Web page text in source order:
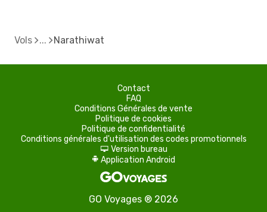
Vols Narathiwat
Contact
FAQ
Conditions Générales de vente
Politique de cookies
Politique de confidentialité
Conditions générales d'utilisation des codes promotionnels
d Version bureau
A Application Android
GO Voyages ® 2026